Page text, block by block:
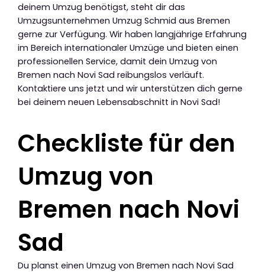
deinem Umzug benötigst, steht dir das
Umzugsunternehmen Umzug Schmid aus Bremen
gerne zur Verfügung. Wir haben langjährige Erfahrung
im Bereich internationaler Umzüge und bieten einen
professionellen Service, damit dein Umzug von
Bremen nach Novi Sad reibungslos verläuft.
Kontaktiere uns jetzt und wir unterstützen dich gerne
bei deinem neuen Lebensabschnitt in Novi Sad!
Checkliste für den
Umzug von
Bremen nach Novi
Sad
Du planst einen Umzug von Bremen nach Novi Sad